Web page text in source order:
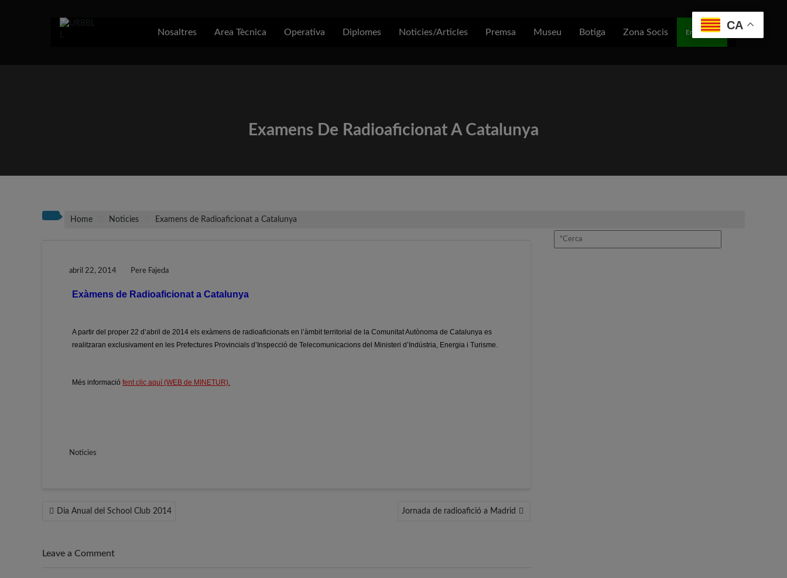
Nosaltres Area Tècnica Operativa Diplomes Noticies/Articles Premsa Museu Botiga Zona Socis Entra/Soci
Examens De Radioaficionat A Catalunya
Home Noticies Examens de Radioaficionat a Catalunya
abril 22, 2014 Pere Fajeda
Exàmens de Radioaficionat a Catalunya
A partir del proper 22 d’abril de 2014 els exàmens de radioaficionats en l’àmbit territorial de la Comunitat Autònoma de Catalunya es
realitzaran exclusivament en les Prefectures Provincials d’Inspecció de Telecomunicacions del Ministeri d’Indústria, Energia i Turisme.
Més informació fent clic aquí (WEB de MINETUR).
Noticies
Navegació
Dia Anual del School Club 2014 Jornada de radioafició a Madrid
Leave a Comment
CA